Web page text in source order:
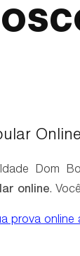
Online
Dom
online.
prova online